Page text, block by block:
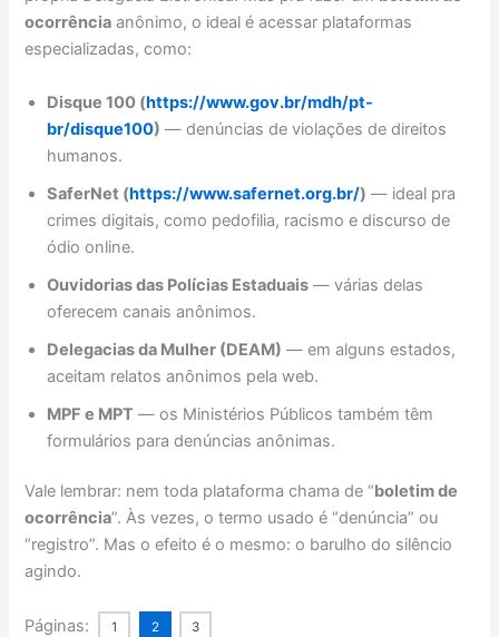
ocorrência anônimo, o ideal é acessar plataformas
especializadas, como:
Disque 100 (https://www.gov.br/mdh/pt-
br/disque100) — denúncias de violações de direitos
humanos.
SaferNet (https://www.safernet.org.br/) — ideal pra
crimes digitais, como pedofilia, racismo e discurso de
ódio online.
Ouvidorias das Polícias Estaduais — várias delas
oferecem canais anônimos.
Delegacias da Mulher (DEAM) — em alguns estados,
aceitam relatos anônimos pela web.
MPF e MPT — os Ministérios Públicos também têm
formulários para denúncias anônimas.
Vale lembrar: nem toda plataforma chama de “boletim de
ocorrência”. Às vezes, o termo usado é “denúncia” ou
“registro”. Mas o efeito é o mesmo: o barulho do silêncio
agindo.
Páginas: 1 2 3